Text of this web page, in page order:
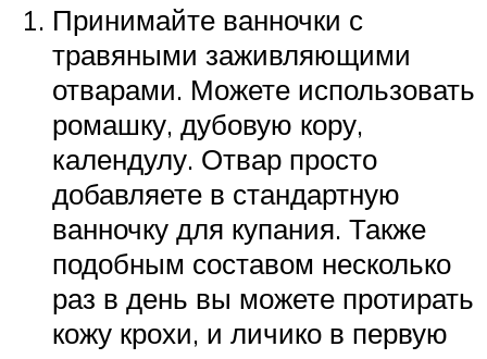
Принимайте ванночки с
травяными заживляющими
отварами. Можете использовать
ромашку, дубовую кору,
календулу. Отвар просто
добавляете в стандартную
ванночку для купания. Также
подобным составом несколько
раз в день вы можете протирать
кожу крохи, и личико в первую